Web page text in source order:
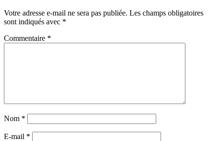
Votre adresse e-mail ne sera pas publiée. Les champs obligatoires
sont indiqués avec *
Commentaire *
Nom *
E-mail *